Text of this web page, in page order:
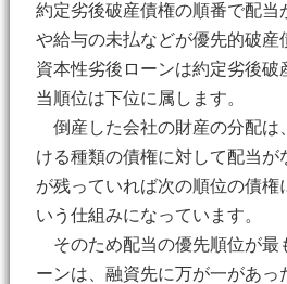
約定劣後破産債権の順番で配当
や給与の未払などが優先的破産
資本性劣後ローンは約定劣後破
当順位は下位に属します。
倒産した会社の財産の分配は
ける種類の債権に対して配当が
が残っていれば次の順位の債権
いう仕組みになっています。
そのため配当の優先順位が最
ーンは、融資先に万が一があっ